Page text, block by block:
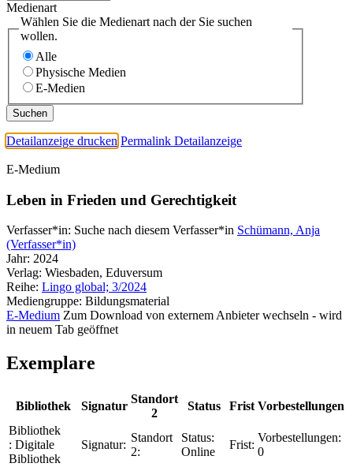
Medienart
Wählen Sie die Medienart nach der Sie suchen
wollen.
Alle
Physische Medien
E-Medien
Detailanzeige drucken Permalink Detailanzeige
E-Medium
Leben in Frieden und Gerechtigkeit
Verfasser*in: Suche nach diesem Verfasser*in Schümann, Anja
(Verfasser*in)
Jahr: 2024
Verlag: Wiesbaden, Eduversum
Reihe: Lingo global; 3/2024
Mediengruppe: Bildungsmaterial
E-Medium Zum Download von externem Anbieter wechseln - wird
in neuem Tab geöffnet
Exemplare
Bibliothek Signatur
Standort
2
Status Frist Vorbestellungen
Bibliothek
: Digitale
Bibliothek
Signatur:
Standort
2:
Status:
Online
Frist:
Vorbestellungen:
0